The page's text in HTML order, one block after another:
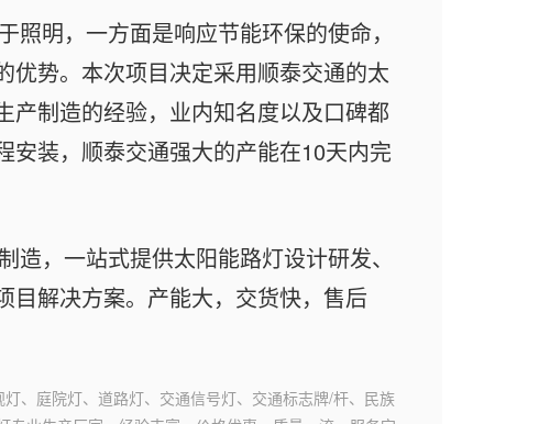
明，一方面是响应节能环保的使命，
优势。本次项目决定采用顺泰交通的太
产制造的经验，业内知名度以及口碑都
装， 顺泰交通强大的产能在10天内完
，一站式提供太阳能路灯设计研发、
目解决方案。产能大，交货快，售后
、庭院灯、道路灯、交通信号灯、交通标志牌/杆、民族